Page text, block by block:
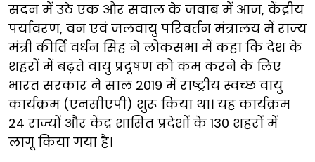
सदन में उठे एक और सवाल के जवाब में आज, केंद्रीय
पर्यावरण, वन एवं जलवायु परिवर्तन मंत्रालय में राज्य
मंत्री कीर्ति वर्धन सिंह ने लोकसभा में कहा कि देश के
शहरों में बढ़ते वायु प्रदूषण को कम करने के लिए
भारत सरकार ने साल 2019 में राष्ट्रीय स्वच्छ वायु
कार्यक्रम (एनसीएपी) शुरू किया था। यह कार्यक्रम
24 राज्यों और केंद्र शासित प्रदेशों के 130 शहरों में
लागू किया गया है।